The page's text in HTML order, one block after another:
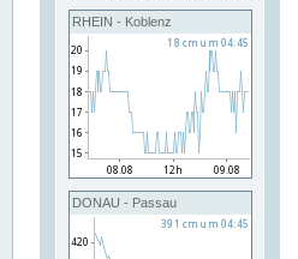
RHEIN - Koblenz
DONAU - Passau